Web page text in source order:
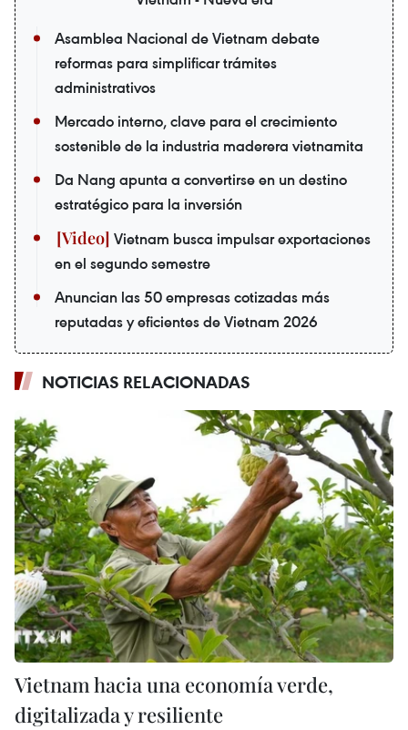
Asamblea Nacional de Vietnam debate
reformas para simplificar trámites
administrativos
Mercado interno, clave para el crecimiento
sostenible de la industria maderera vietnamita
Da Nang apunta a convertirse en un destino
estratégico para la inversión
Vietnam busca impulsar exportaciones
en el segundo semestre
Anuncian las 50 empresas cotizadas más
reputadas y eficientes de Vietnam 2026
NOTICIAS RELACIONADAS
Vietnam hacia una economía verde,
digitalizada y resiliente